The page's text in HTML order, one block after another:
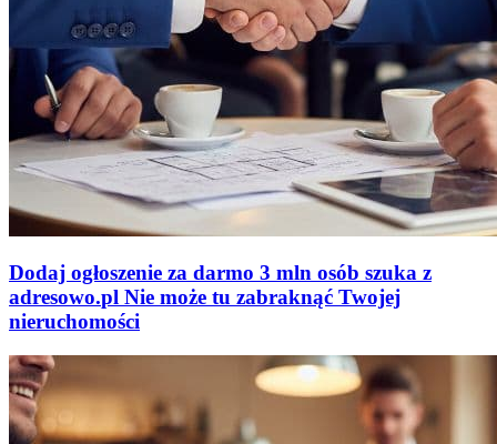
Dodaj ogłoszenie za darmo 3 mln osób szuka z
adresowo.pl Nie może tu zabraknąć Twojej
nieruchomości